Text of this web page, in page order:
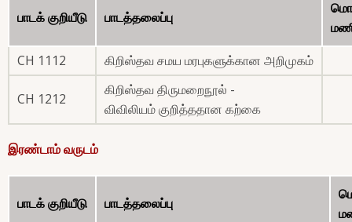
பாடக் குறியீடு பாடத்தலைப்பு
CH 1112 கிறிஸ்தவ சமய மரபுகளுக்கான அறிமுகம்
CH 1212
கிறிஸ்தவ திருமறைநூல் -
விவிலியம் குறித்ததான கற்கை
இரண்டாம் வருடம்
பாடக் குறியீடு பாடத்தலைப்பு